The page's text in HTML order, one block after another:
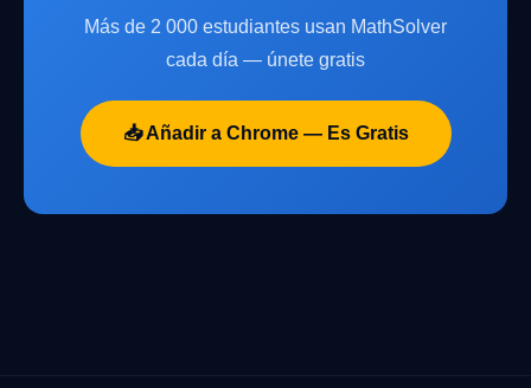
Más de 2 000 estudiantes usan MathSolver
cada día — únete gratis
📥 Añadir a Chrome — Es Gratis